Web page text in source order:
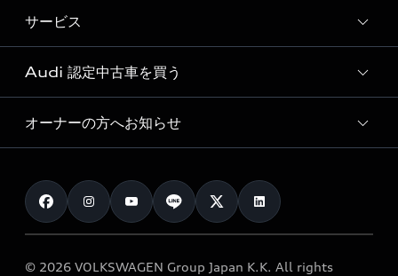
デジタルサービス
見積り依頼
試乗予約
特別仕様モデル / 限定モデル
e-tronラインアップ
価格シミュレーション
車両比較
カタログ一覧
純正アクセサリー
オンラインショップ
Audi collection
アウディナビアプリ
サービス
サービス入庫予約
サービスプログラム
メンテナンス
車検 / 定期点検
e-tronアフターサポート
Audi 認定中古車を買う
Audi認定中古車
クオリティ
保証
メンテナンス
オーナーの方へお知らせ
お知らせ
オーナー様向けキャンペーン
© 2026 VOLKSWAGEN Group Japan K.K. All rights